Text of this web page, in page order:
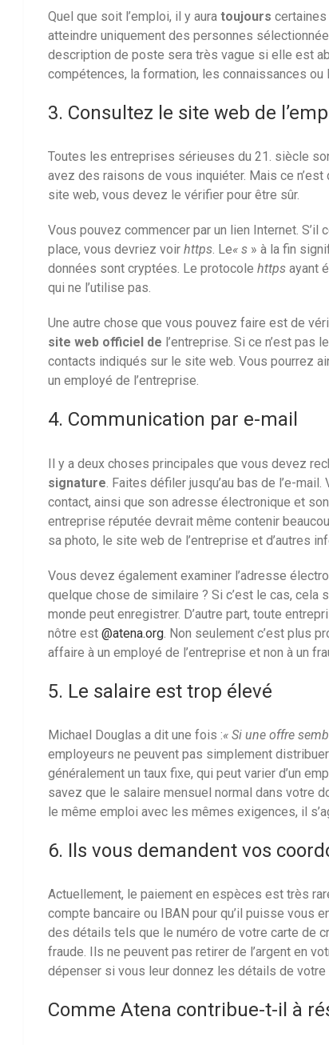
Quel que soit l’emploi, il y aura toujours
atteindre uniquement des personnes
description de poste sera très vague si elle est
compétences, la formation, les connaissances ou
3. Consultez le site web de
Toutes les entreprises sérieuses du 21. siècle
avez des raisons de vous inquiéter. Mais ce
site web, vous devez le vérifier pour être sûr.
Vous pouvez commencer par un lien Internet. S’il
place, vous devriez voir https. Le« s » à la fin
données sont cryptées. Le protocole https ayant
qui ne l’utilise pas.
Une autre chose que vous pouvez faire est de
site web officiel de l’entreprise. Si ce n’est pas
contacts indiqués sur le site web. Vous pourrez
un employé de l’entreprise.
4. Communication par e-mail
Il y a deux choses principales que vous devez
signature . Faites défiler jusqu’au bas de l’e-
contact, ainsi que son adresse électronique et
entreprise réputée devrait même contenir
sa photo, le site web de l’entreprise et d’autres
Vous devez également examiner l’adresse
quelque chose de similaire ? Si c’est le cas, cela
monde peut enregistrer. D’autre part, toute
nôtre est @atena.org . Non seulement c’est plus
affaire à un employé de l’entreprise et non à un
5. Le salaire est trop élevé
Michael Douglas a dit une fois :« Si une offre
employeurs ne peuvent pas simplement
généralement un taux fixe, qui peut varier d’un
savez que le salaire mensuel normal dans votre
le même emploi avec les mêmes exigences, il
6. Ils vous demandent vos
Actuellement, le paiement en espèces est très
compte bancaire ou IBAN pour qu’il puisse vous
des détails tels que le numéro de votre carte de
fraude. Ils ne peuvent pas retirer de l’argent en
dépenser si vous leur donnez les détails de
Comme Atena contribue-t-il à